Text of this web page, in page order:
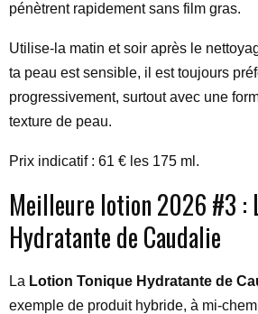
pénètrent rapidement sans film gras.
Utilise-la matin et soir après le
ta peau est sensible, il est toujours
progressivement, surtout avec une
texture de peau.
Prix indicatif : 61 € les 175 ml.
Meilleure lotion 2026 #3 :
Hydratante de Caudalie
La Lotion Tonique Hydratante de
exemple de produit hybride, à mi-